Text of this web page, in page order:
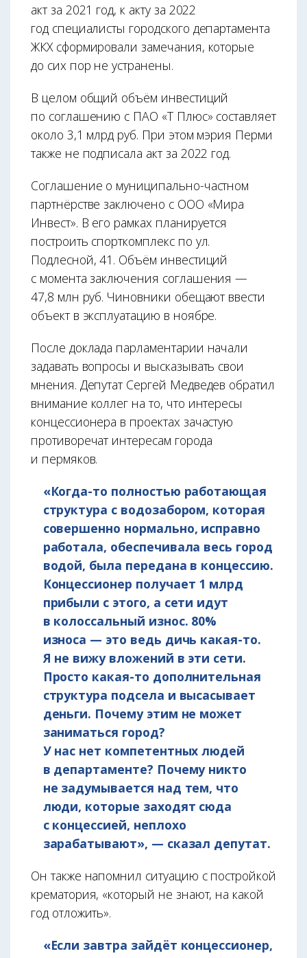
акт за 2021 год, к акту за 2022
год специалисты городского департамента
ЖКХ сформировали замечания, которые
до сих пор не устранены.
В целом общий объём инвестиций
по соглашению с ПАО «Т Плюс» составляет
около 3,1 млрд руб. При этом мэрия Перми
также не подписала акт за 2022 год.
Соглашение о муниципально-частном
партнёрстве заключено с ООО «Мира
Инвест». В его рамках планируется
построить спорткомплекс по ул.
Подлесной, 41. Объём инвестиций
с момента заключения соглашения —
47,8 млн руб. Чиновники обещают ввести
объект в эксплуатацию в ноябре.
После доклада парламентарии начали
задавать вопросы и высказывать свои
мнения. Депутат Сергей Медведев обратил
внимание коллег на то, что интересы
концессионера в проектах зачастую
противоречат интересам города
и пермяков.
«Когда-то полностью работающая
структура с водозабором, которая
совершенно нормально, исправно
работала, обеспечивала весь город
водой, была передана в концессию.
Концессионер получает 1 млрд
прибыли с этого, а сети идут
в колоссальный износ. 80%
износа — это ведь дичь какая-то.
Я не вижу вложений в эти сети.
Просто какая-то дополнительная
структура подсела и высасывает
деньги. Почему этим не может
заниматься город?
У нас нет компетентных людей
в департаменте? Почему никто
не задумывается над тем, что
люди, которые заходят сюда
с концессией, неплохо
зарабатывают», — сказал депутат.
Он также напомнил ситуацию с постройкой
крематория, «который не знают, на какой
год отложить».
«Если завтра зайдёт концессионер,